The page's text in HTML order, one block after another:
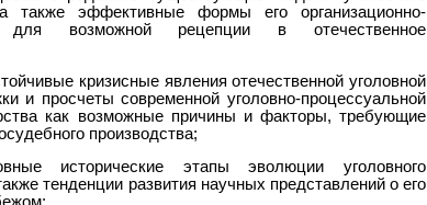
а также эффективные формы его организационно-
для возможной рецепции в отечественное
кризисные явления отечественной уголовной
и просчеты современной уголовно-процессуальной
как возможные причины и факторы, требующие
производства;
исторические этапы эволюции уголовного
тенденции развития научных представлений о его